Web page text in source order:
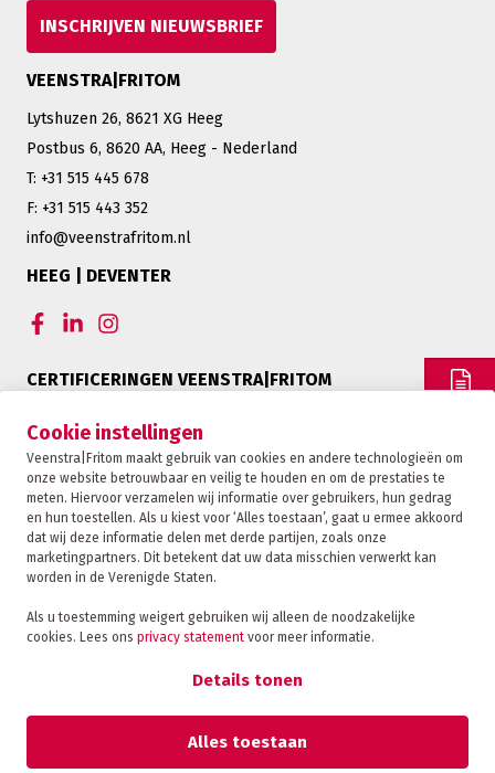
Cookie instellingen
Veenstra|Fritom maakt gebruik van cookies en andere technologieën om
onze website betrouwbaar en veilig te houden en om de prestaties te
meten. Hiervoor verzamelen wij informatie over gebruikers, hun gedrag
en hun toestellen. Als u kiest voor ‘Alles toestaan’, gaat u ermee akkoord
dat wij deze informatie delen met derde partijen, zoals onze
marketingpartners. Dit betekent dat uw data misschien verwerkt kan
worden in de Verenigde Staten.
Als u toestemming weigert gebruiken wij alleen de noodzakelijke
cookies. Lees onsprivacy statement voor meer informatie.
Details tonen
Alles toestaan
CONTACT
INSCHRIJVEN NIEUWSBRIEF
VEENSTRA|FRITOM
Lytshuzen 26, 8621 XG Heeg
Postbus 6, 8620 AA, Heeg - Nederland
T: +31 515 445 678
F: +31 515 443 352
info@veenstrafritom.nl
HEEG | DEVENTER
CERTIFICERINGEN VEENSTRA|FRITOM
Veenstra|Fritom is onderdeel van de Fritom Group
Privacybeleid